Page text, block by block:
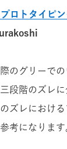
ロトタイピン
のグリーで
段階のズレ
ズレにおけ
考になります